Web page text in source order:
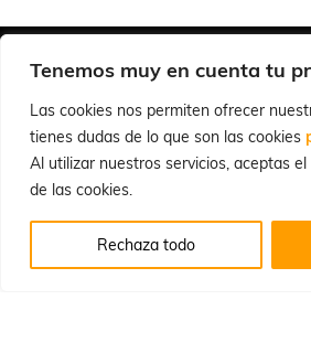
Tenemos muy en cuenta tu
Las cookies nos permiten ofrecer
tienes dudas de lo que son las cookies
Al utilizar nuestros servicios, aceptas
de las cookies.
Rechaza todo
© 2026 Cuchillalia.com